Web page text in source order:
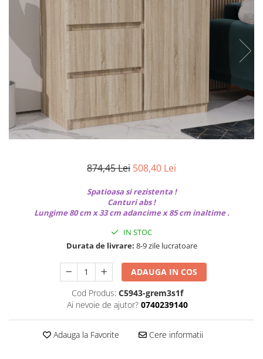
Set mobilier Living
Seturi masa +scaune dining
Tabureti
Seturi dormitoare complete
Suporturi saltea/Somiere/Gratii
pentru pat
874,45 Lei 508,40 Lei
Spatioasa si rezistenta !
Canturi abs !
Lungime 80 cm x 33 cm adancime x 85 cm inaltime .
IN STOC
Durata de livrare: 8-9 zile lucratoare
ADAUGA IN COS
Cod Produs: C5943-grem3s1f
Ai nevoie de ajutor? 0740239140
Adauga la Favorite Cere informatii